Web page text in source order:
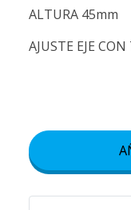
ALTURA 45mm
AJUSTE EJE